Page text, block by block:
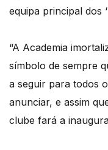
equipa principal dos
“A Academia
símbolo de sempre
a seguir para todos
anunciar, e assim
clube fará a